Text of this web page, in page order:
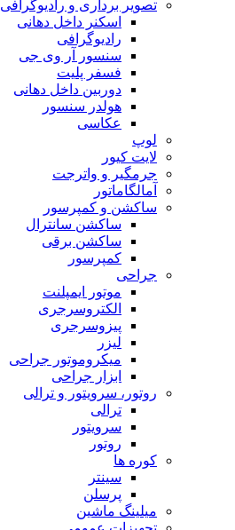
تصویر برداری و رادیوگرافی
اسکنر داخل دهانی
رادیوگرافی
سنسور آر وی جی
فسفر پلیت
دوربین داخل دهانی
هولدر سنسور
عکاسی
لوپ
لایت کیور
جرمگیر و واترجت
آمالگاماتور
ساکشن و کمپرسور
ساکشن سانترال
ساکشن برقی
کمپرسور
جراحی
موتور ایمپلنت
الکتروسرجری
پیزوسرجری
لیزر
میکروموتور جراحی
ابزار جراحی
روتور، سرویتور و ترالی
ترالی
سرویتور
روتور
کوره ها
سینتر
پرسلن
میلینگ ماشین